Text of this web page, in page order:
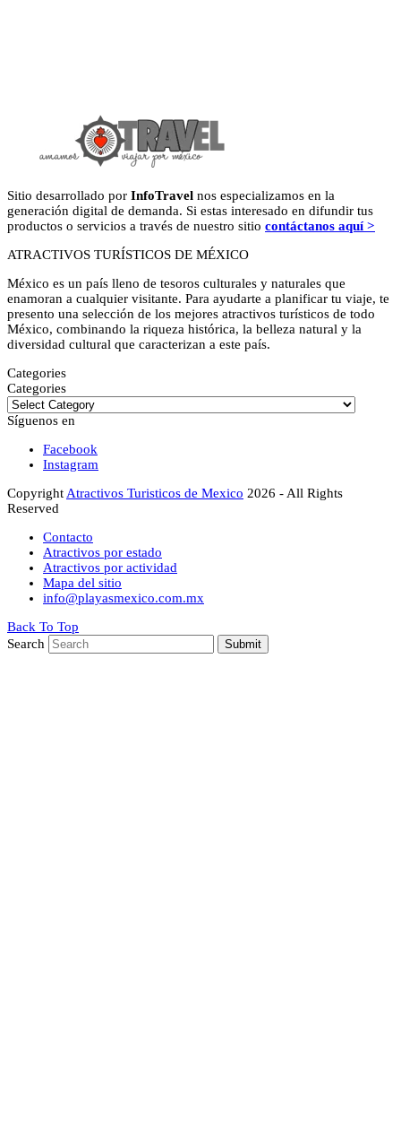
Sitio desarrollado por InfoTravel nos especializamos en la
generación digital de demanda. Si estas interesado en difundir tus
productos o servicios a través de nuestro sitio contáctanos aquí >
ATRACTIVOS TURÍSTICOS DE MÉXICO
México es un país lleno de tesoros culturales y naturales que
enamoran a cualquier visitante. Para ayudarte a planificar tu viaje, te
presento una selección de los mejores atractivos turísticos de todo
México, combinando la riqueza histórica, la belleza natural y la
diversidad cultural que caracterizan a este país.
Categories
Categories
Síguenos en
Facebook
Instagram
CopyrightAtractivos Turisticos de Mexico 2026 - All Rights
Reserved
Contacto
Atractivos por estado
Atractivos por actividad
Mapa del sitio
info@playasmexico.com.mx
Back To Top
Search
Submit